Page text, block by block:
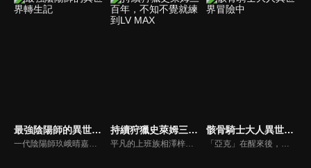
最強陰陽師的異世界轉生記
一代陰陽師玖峨晴嘉被人陷害，臨死前領悟到了自己所欠缺的東西並發動秘術轉生的詛咒。轉生後的他深深反省前世不夠狡猾的自己，決定要在這次的世界中幸福過日子！於是，他獲得了賽伊卡這個名字和嶄新的人生。賽伊卡雖然完全沒有魔力，但他發現異世界的魔法並不及陰陽術…誰都未曾見過的最強陰陽師挑戰的異世界幻想，就此開幕！
持續狩獵史萊姆三百年，不知不覺就練到LV MAX
平凡的上班族相澤梓，因工作過度過勞死。她轉生到異世界，成為不老不死的魔女亞梓莎。鑑於前世的經驗，她在邊境的高原開始悠閒的慢活。打倒史來姆賺取金錢，像個魔女般製作藥物照顧山腳下的村莊。她持續過這樣的生活，被稱為「高原的魔女大人」。300年後，持續打倒史來姆累積的經驗值，讓亞梓莎在不知不覺間成為LV99，也就是世界最強。
骸骨騎士大人異世界冒險中
「亞克」在醒來後，發現自己以在MMORPG使用的角色外觀被丟到異世界。而他的模樣，是外表全身鎧甲，內在全身骨骼的「骸骨騎士」。真面目曝光，肯定會被誤會成是怪物被討伐!?亞克決心當個低調的傭兵過生活。但他卻是個無法對壞事置之不理的男人！由骸骨騎士大人無自覺「懲惡勸善」的異世界奇幻故事現在登場！